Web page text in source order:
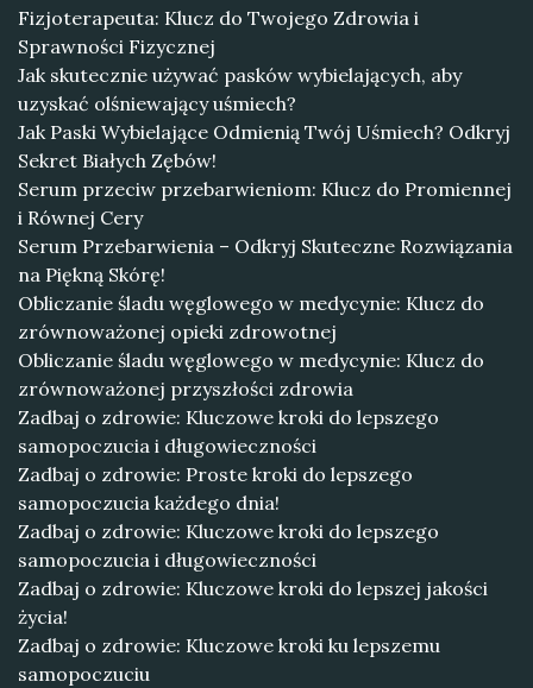
Fizjoterapeuta: Klucz do Twojego Zdrowia i
Sprawności Fizycznej
Jak skutecznie używać pasków wybielających, aby
uzyskać olśniewający uśmiech?
Jak Paski Wybielające Odmienią Twój Uśmiech? Odkryj
Sekret Białych Zębów!
Serum przeciw przebarwieniom: Klucz do Promiennej
i Równej Cery
Serum Przebarwienia – Odkryj Skuteczne Rozwiązania
na Piękną Skórę!
Obliczanie śladu węglowego w medycynie: Klucz do
zrównoważonej opieki zdrowotnej
Obliczanie śladu węglowego w medycynie: Klucz do
zrównoważonej przyszłości zdrowia
Zadbaj o zdrowie: Kluczowe kroki do lepszego
samopoczucia i długowieczności
Zadbaj o zdrowie: Proste kroki do lepszego
samopoczucia każdego dnia!
Zadbaj o zdrowie: Kluczowe kroki do lepszego
samopoczucia i długowieczności
Zadbaj o zdrowie: Kluczowe kroki do lepszej jakości
życia!
Zadbaj o zdrowie: Kluczowe kroki ku lepszemu
samopoczuciu